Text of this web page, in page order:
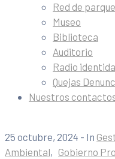
Red de
Museo
Biblioteca
Auditorio
Radio
Quejas
Nuestros
25 octubre, 2024 - In
Ambiental‚ Gobierno